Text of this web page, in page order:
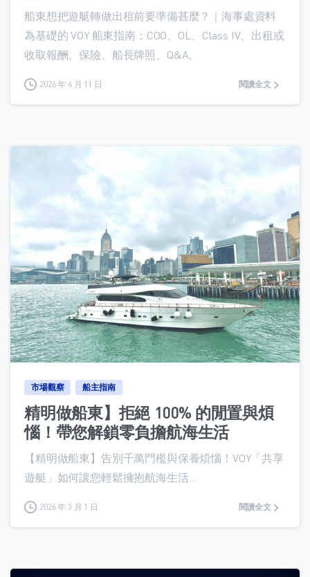
船東想把遊艇轉做出租前要準備甚麼？｜海事處資料
為基礎的 VOY 船東指南：COO、OL、Class IV、出租或
收取報酬、保險、船長牌照、Q&A。
2026 年 6 月 11 日 閱讀全文
0
市場觀察 船主指南
精明做船東】拒絕 100% 的閒置與煩
惱！帶您解鎖零負擔航海生活
【精明做船東】告別千萬門檻與保養煩惱！VOY「共享
遊艇」如何讓您輕鬆擁抱航海生活...
2026 年 3 月 1 日 閱讀全文